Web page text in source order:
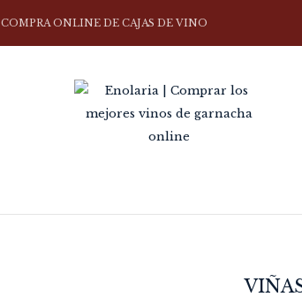
COMPRA ONLINE DE CAJAS DE VINO
Tu dirección de correo
están marcados con